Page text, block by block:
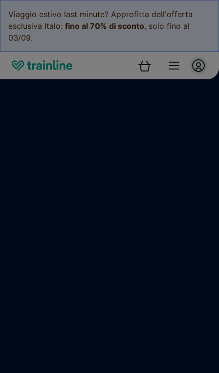
Viaggio estivo last minute? Approfitta dell'offerta
esclusiva Italo: fino al 70% di sconto, solo fino al
03/09.